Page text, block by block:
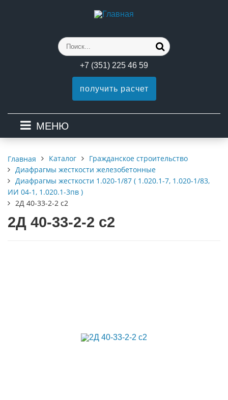
+7 (351) 225 46 59
получить расчет
МЕНЮ
Главная Каталог
Гражданское строительство
Диафрагмы жесткости железобетонные
Диафрагмы жесткости 1.020-1/87 ( 1.020.1-7, 1.020-1/83,
ИИ 04-1, 1.020.1-3пв )
2Д 40-33-2-2 с2
2Д 40-33-2-2 с2